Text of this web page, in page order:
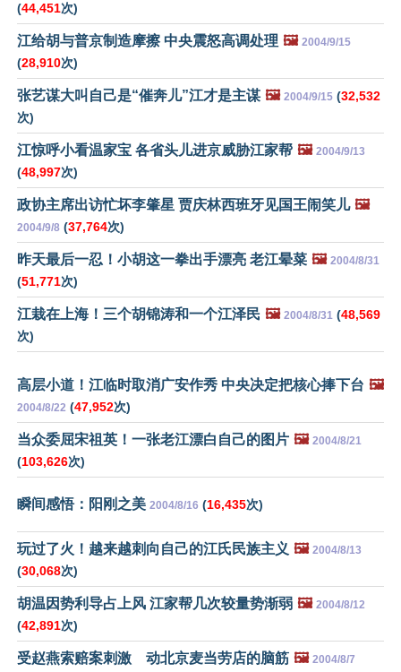
(44,451次)
江给胡与普京制造摩擦 中央震怒高调处理 🖼️ 2004/9/15
(28,910次)
张艺谋大叫自己是“催奔儿”江才是主谋 🖼️ 2004/9/15 (32,532
次)
江惊呼小看温家宝 各省头儿进京威胁江家帮 🖼️ 2004/9/13
(48,997次)
政协主席出访忙坏李肇星 贾庆林西班牙见国王闹笑儿 🖼️
2004/9/8 (37,764次)
昨天最后一忍！小胡这一拳出手漂亮 老江晕菜 🖼️ 2004/8/31
(51,771次)
江栽在上海！三个胡锦涛和一个江泽民 🖼️ 2004/8/31 (48,569
次)
高层小道！江临时取消广安作秀 中央决定把核心捧下台 🖼️
2004/8/22 (47,952次)
当众委屈宋祖英！一张老江漂白自己的图片 🖼️ 2004/8/21
(103,626次)
瞬间感悟：阳刚之美 2004/8/16 (16,435次)
玩过了火！越来越刺向自己的江氏民族主义 🖼️ 2004/8/13
(30,068次)
胡温因势利导占上风 江家帮几次较量势渐弱 🖼️ 2004/8/12
(42,891次)
受赵燕索赔案刺激 动北京麦当劳店的脑筋 🖼️ 2004/8/7